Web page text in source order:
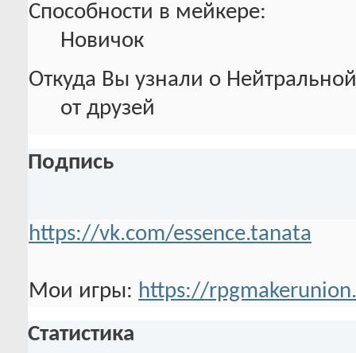
Способности в мейкере:
Новичок
Откуда Вы узнали о
от друзей
Подпись
https://vk.com/essence.tanata
Мои игры: https://
Статистика